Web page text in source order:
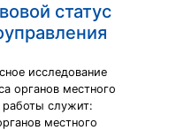
статус
исследование
органов местного
работы служит:
местного